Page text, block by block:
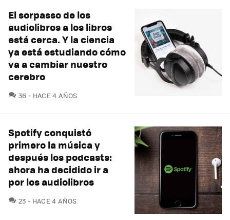
El sorpasso de los
audiolibros a los libros
está cerca. Y la ciencia
ya está estudiando cómo
va a cambiar nuestro
cerebro
36 COMENTARIOS
HACE 4 AÑOS
Spotify conquistó
primero la música y
después los podcasts:
ahora ha decidido ir a
por los audiolibros
23 COMENTARIOS
HACE 4 AÑOS